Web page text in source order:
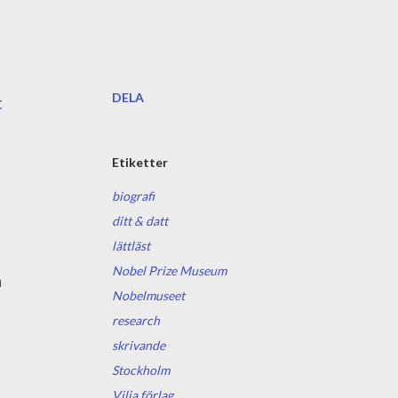
DELA
Etiketter
biografi
ditt & datt
lättläst
Nobel Prize Museum
Nobelmuseet
research
skrivande
Stockholm
Vilja förlag